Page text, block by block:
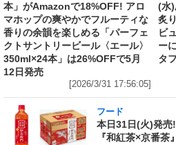
本」がAmazonで18%OFF! アロ
マホップの爽やかでフルーティな
香りの余韻を楽しめる「パーフェ
クトサントリービール〈エール〉
350ml×24本」は26%OFFで5月
12日発売
[2026/3/31 17:56:05]
(水
炙
ビ
ー
タ
フード
本日31日(火)発売
『和紅茶×京番